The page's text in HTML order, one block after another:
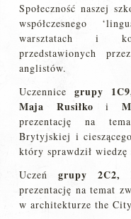
Społeczność naszej
współczesnego
warsztatach i
przedstawionych
anglistów.
Uczennicegrupy
Maja Rusiłkoi
prezentację na
Brytyjskiej i
który sprawdził wiedzę
Uczeńgrupy 2C2,
prezentację na temat
w architekturze the